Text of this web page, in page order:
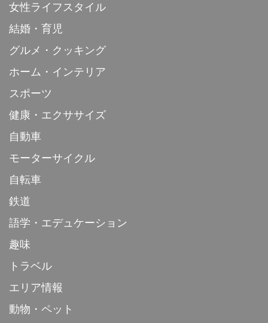
女性ライフスタイル
結婚・育児
グルメ・クッキング
ホーム・インテリア
スポーツ
健康・エクササイズ
自動車
モーターサイクル
自転車
鉄道
語学・エデュケーション
趣味
トラベル
エリア情報
動物・ペット